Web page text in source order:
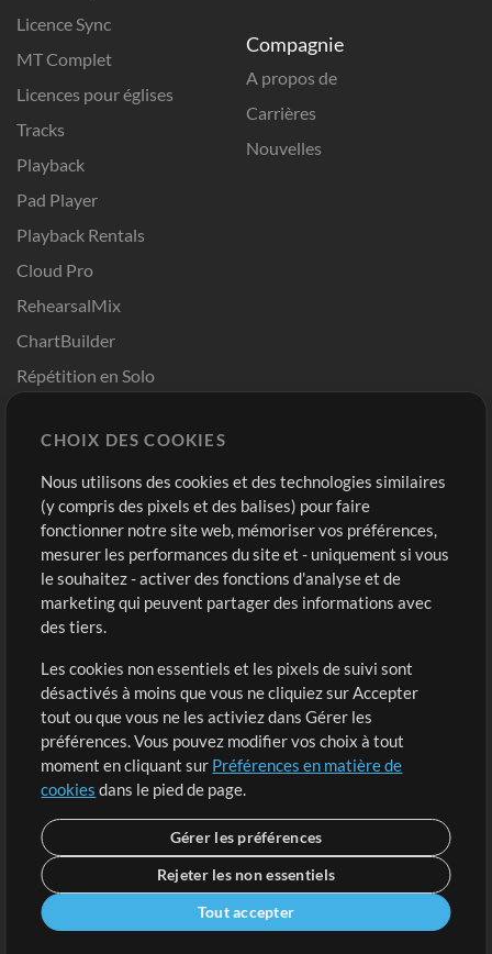
Licence Sync
MT Complet
Licences pour églises
Tracks
Playback
Pad Player
Playback Rentals
Cloud Pro
RehearsalMix
ChartBuilder
Répétition en Solo
Modèles ProPresenter
Sons
Compagnie
A propos de
Carrières
Nouvelles
Boutique
Acheter des crédits
Contenu gratuit
Demander les pistes
Extras
Sessions
Soumettre votre contenu
Listes de lecture
Conférence MT
Compte
Connexion
S'inscrire
CHOIX DES COOKIES
Nous utilisons des cookies et des technologies similaires
(y compris des pixels et des balises) pour faire
fonctionner notre site web, mémoriser vos préférences,
mesurer les performances du site et - uniquement si vous
le souhaitez - activer des fonctions d'analyse et de
marketing qui peuvent partager des informations avec
des tiers.
Les cookies non essentiels et les pixels de suivi sont
désactivés à moins que vous ne cliquiez sur Accepter
tout ou que vous ne les activiez dans Gérer les
préférences. Vous pouvez modifier vos choix à tout
moment en cliquant sur Préférences en matière de
cookies dans le pied de page.
Gérer les préférences
Rejeter les non essentiels
Tout accepter